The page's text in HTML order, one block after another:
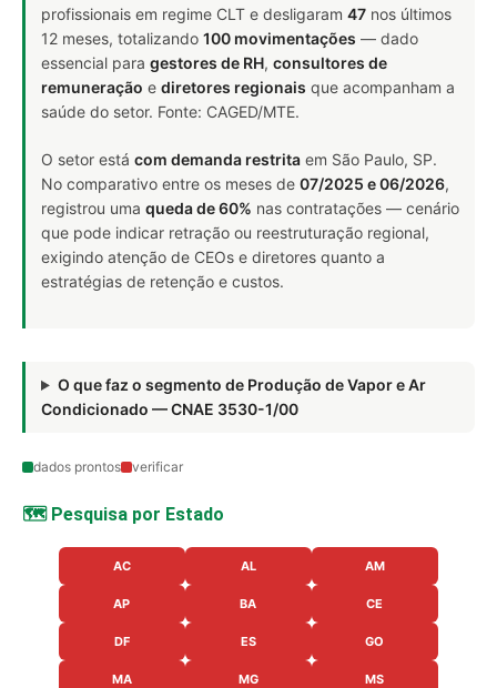
profissionais em regime CLT e desligaram 47 nos últimos
12 meses, totalizando 100 movimentações — dado
essencial para gestores de RH, consultores de
remuneração e diretores regionais que acompanham a
saúde do setor. Fonte: CAGED/MTE.
O setor está com demanda restrita em São Paulo, SP.
No comparativo entre os meses de 07/2025 e 06/2026,
registrou uma queda de 60% nas contratações — cenário
que pode indicar retração ou reestruturação regional,
exigindo atenção de CEOs e diretores quanto a
estratégias de retenção e custos.
O que faz o segmento de Produção de Vapor e Ar
Condicionado — CNAE 3530-1/00
dados prontos verificar
🗺️ Pesquisa por Estado
AC AL AM
AP BA CE
DF ES GO
MA MG MS